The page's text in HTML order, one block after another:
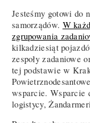
Jesteśmy gotowi do
samorządów. W
zgrupowania
kilkadziesiąt
zespoły zadaniowe
tej podstawie w
wsparcie. Wsparcie
logistycy,